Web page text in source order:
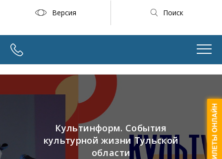
Версия Поиск
Культинформ. События
культурной жизни Тульской
области